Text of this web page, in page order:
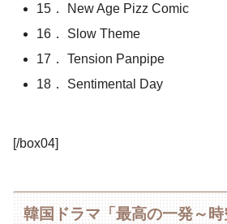
15． New Age Pizz Comic
16． Slow Theme
17． Tension Panpipe
18． Sentimental Day
[/box04]
韓国ドラマ「最高の一発～時